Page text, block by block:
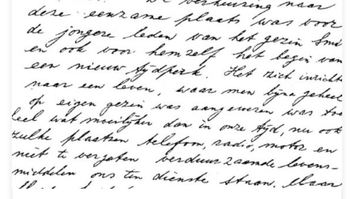
Er zijn meerdere versies van de kroniek (of
opstel zoals opa het zelf noemde) in omloop.
Eerst is er de handgeschreven tekst (die zou in
het bezit zijn van de erfgenamen maar is
vooralsnog onvindbaar). Zwier Holtland,
echtgenoot van Trientje Smit, heeft met veel
inspanning het moeilijk te ontcijferen
handschrift […]